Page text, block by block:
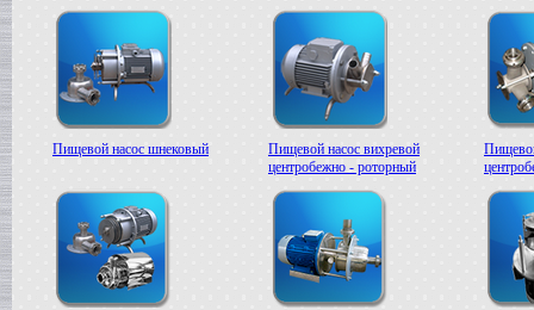
Диссольвер
Линия для сгущенного молока
в г. Пермь
Вакуум-выпарной аппарат
в г.Бронницы
Темперирующая машина
Вакуумный котел
Восстановитель сухого молока
в г.Белгород
Вакуум-выпарной котел
в г. Дмитров
Пищевой насос шнековый
Пищевой насос вихревой
центробежно - роторный